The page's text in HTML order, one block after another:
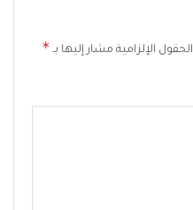
الحقول الإلزامية مشار إليها بـ *